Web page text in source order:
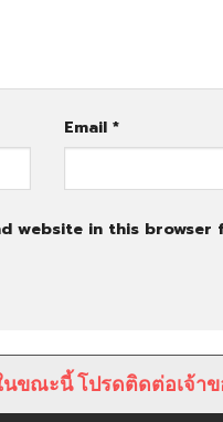
Email*
website in this
ขณะนี้ โปรดติดต่อเจ้าข